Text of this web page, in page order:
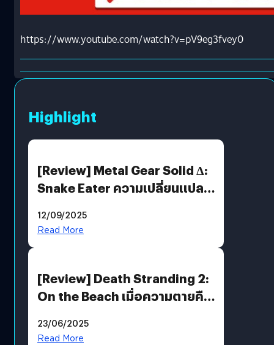
https://www.youtube.com/watch?v=pV9eg3fvey0
Highlight
[Review] Metal Gear Solid Δ:
Snake Eater ความเปลี่ยนแปลง
12/09/2025
Read More
[Review] Death Stranding 2:
On the Beach เมื่อความตายคือ
พันธะสุดท้ายของมนุษย์
23/06/2025
Read More